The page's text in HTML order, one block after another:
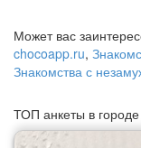
Может вас
chocoapp.ru,
Знакомства с
ТОП анкеты в